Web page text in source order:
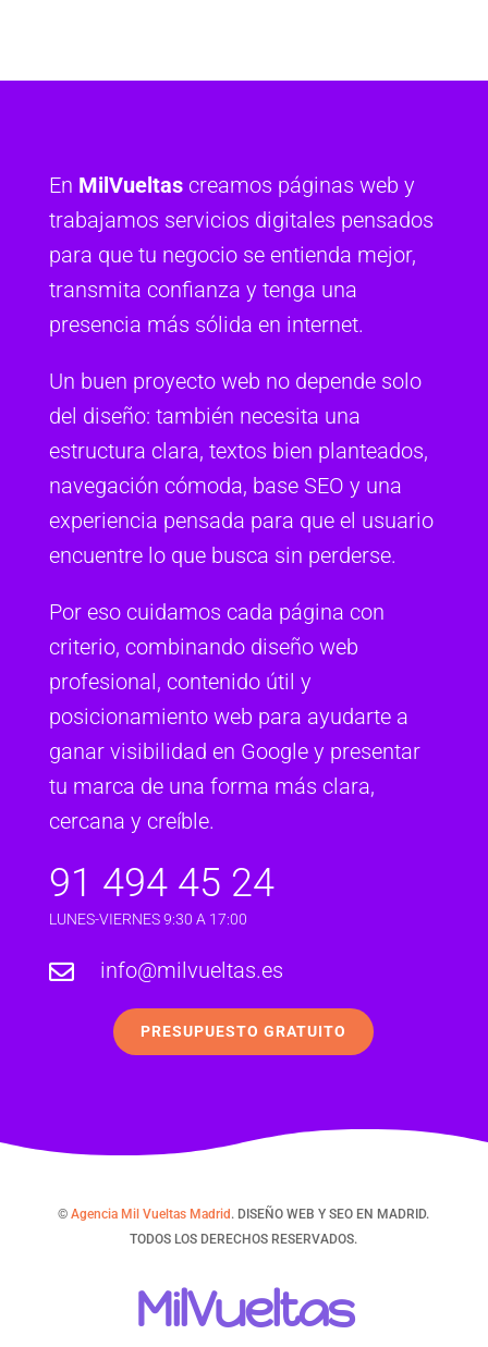
En MilVueltascreamos páginas web y
trabajamos servicios digitales pensados
para que tu negocio se entienda mejor,
transmita confianza y tenga una
presencia más sólida en internet.
Un buen proyecto web no depende solo
del diseño: también necesita una
estructura clara, textos bien planteados,
navegación cómoda, base SEO y una
experiencia pensada para que el usuario
encuentre lo que busca sin perderse.
Por eso cuidamos cada página con
criterio, combinando diseño web
profesional, contenido útil y
posicionamiento web para ayudarte a
ganar visibilidad en Google y presentar
tu marca de una forma más clara,
cercana y creíble.
91 494 45 24
LUNES-VIERNES 9:30 A 17:00
 info@milvueltas.es
PRESUPUESTO GRATUITO
©Agencia Mil Vueltas Madrid. DISEÑO WEB Y SEO EN MADRID.
TODOS LOS DERECHOS RESERVADOS.
MilVueltas